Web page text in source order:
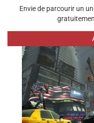
Envie de parcourir un